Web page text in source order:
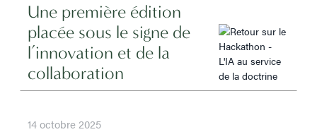
Une première édition
placée sous le signe de
l’innovation et de la
collaboration
14 octobre 2025